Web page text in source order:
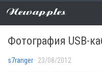
Newapples
СЛУХИ
Фотография USB-
s7ranger · 23/08/2012